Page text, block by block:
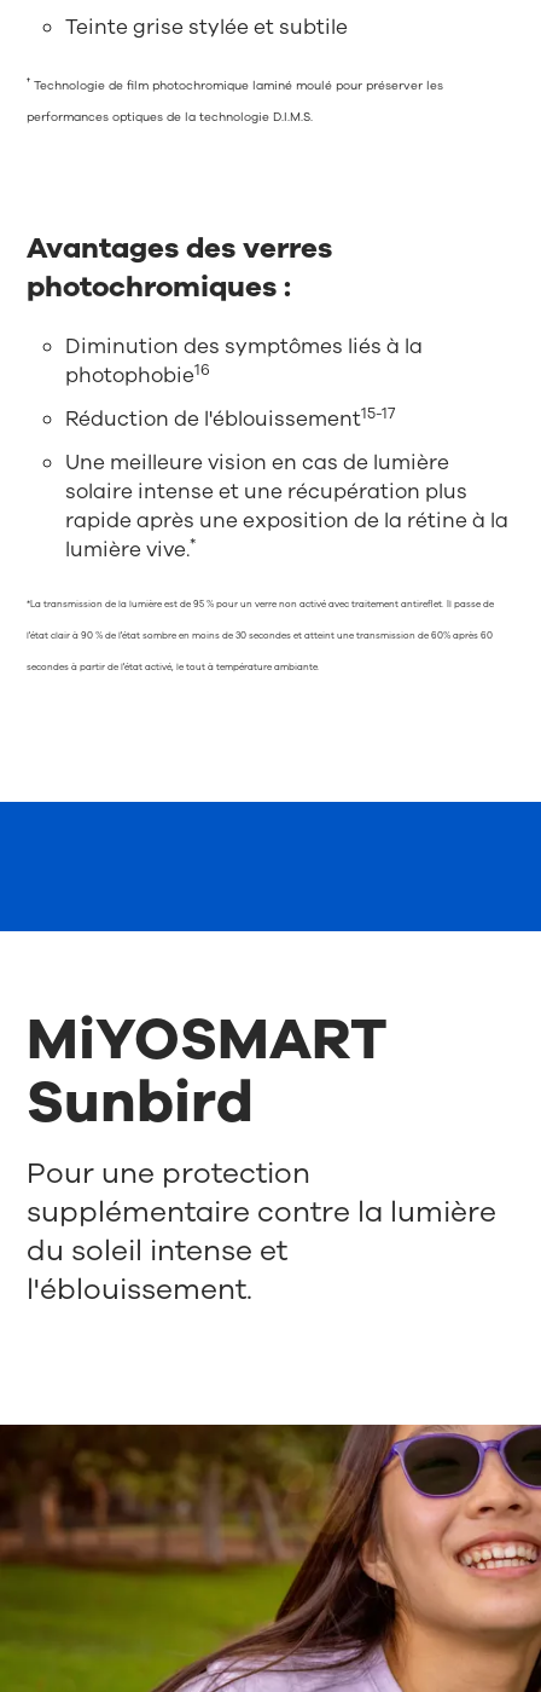
Teinte grise stylée et subtile
† Technologie de film photochromique laminé moulé pour préserver les
performances optiques de la technologie D.I.M.S.
Avantages des verres
photochromiques :
Diminution des symptômes liés à la
photophobie16
Réduction de l'éblouissement15-17
Une meilleure vision en cas de lumière
solaire intense et une récupération plus
rapide après une exposition de la rétine à la
lumière vive.*
*La transmission de la lumière est de 95 % pour un verre non activé avec traitement antireflet. Il passe de
l'état clair à 90 % de l'état sombre en moins de 30 secondes et atteint une transmission de 60% après 60
secondes à partir de l'état activé, le tout à température ambiante.
MiYOSMART
Sunbird
Pour une protection
supplémentaire contre la lumière
du soleil intense et
l'éblouissement.